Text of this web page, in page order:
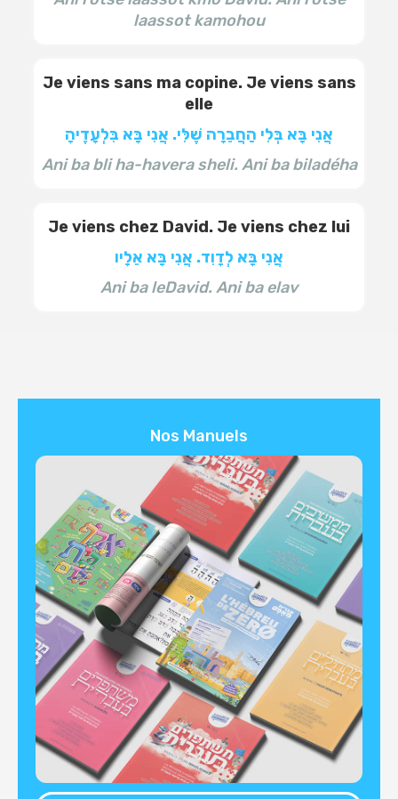
laassot kamohou
Je viens sans ma copine. Je viens sans
elle
אֲנִי בָּא בְּלִי הַחֲבֵרָה שֶׁלִּי. אֲנִי בָּא בִּלְעָדֶיהָ
Ani ba bli ha-havera sheli. Ani ba biladéha
Je viens chez David. Je viens chez lui
אֲנִי בָּא לְדָוִד. אֲנִי בָּא אֵלָיו
Ani ba leDavid. Ani ba elav
Nos Manuels